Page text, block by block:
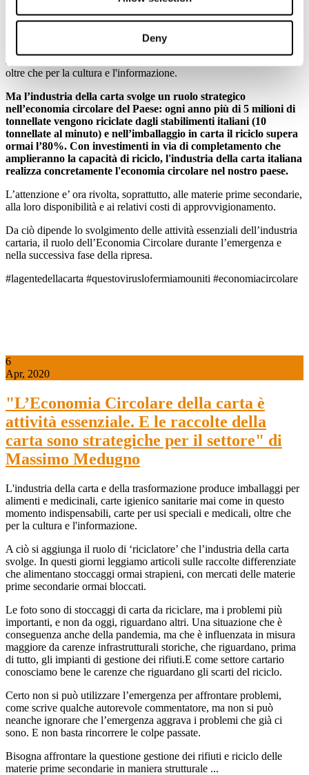
Deny
I cittadini italiani sanno che questa essenzialità, prima che giuridica,
è nei fatti. L'industria della carta e della trasformazione continua a
produrre - al servizio del paese - imballaggi per alimenti e
oltre che per la cultura e l'informazione.
Ma l’industria della carta svolge un ruolo strategico
nell’economia circolare del Paese: ogni anno più di 5 milioni di
tonnellate vengono riciclate dagli stabilimenti italiani (10
tonnellate al minuto) e nell’imballaggio in carta il riciclo supera
ormai l’80%. Con investimenti in via di completamento che
amplieranno la capacità di riciclo, l'industria della carta italiana
realizza concretamente l'economia circolare nel nostro paese.
L’attenzione e’ ora rivolta, soprattutto, alle materie prime secondarie,
alla loro disponibilità e ai relativi costi di approvvigionamento.
Da ciò dipende lo svolgimento delle attività essenziali dell’industria
cartaria, il ruolo dell’Economia Circolare durante l’emergenza e
nella successiva fase della ripresa.
#lagentedellacarta #questoviruslofermiamouniti #economiacircolare
6
Apr, 2020
"L’Economia Circolare della carta è
attività essenziale. E le raccolte della
carta sono strategiche per il settore" di
Massimo Medugno
L'industria della carta e della trasformazione produce imballaggi per
alimenti e medicinali, carte igienico sanitarie mai come in questo
momento indispensabili, carte per usi speciali e medicali, oltre che
per la cultura e l'informazione.
A ciò si aggiunga il ruolo di ‘riciclatore’ che l’industria della carta
svolge. In questi giorni leggiamo articoli sulle raccolte differenziate
che alimentano stoccaggi ormai strapieni, con mercati delle materie
prime secondarie ormai bloccati.
Le foto sono di stoccaggi di carta da riciclare, ma i problemi più
importanti, e non da oggi, riguardano altri. Una situazione che è
conseguenza anche della pandemia, ma che è influenzata in misura
maggiore da carenze infrastrutturali storiche, che riguardano, prima
di tutto, gli impianti di gestione dei rifiuti.E come settore cartario
conosciamo bene le carenze che riguardano gli scarti del riciclo.
Certo non si può utilizzare l’emergenza per affrontare problemi,
come scrive qualche autorevole commentatore, ma non si può
neanche ignorare che l’emergenza aggrava i problemi che già ci
sono. E non basta rincorrere le colpe passate.
Bisogna affrontare la questione gestione dei rifiuti e riciclo delle
materie prime secondarie in maniera strutturale ...